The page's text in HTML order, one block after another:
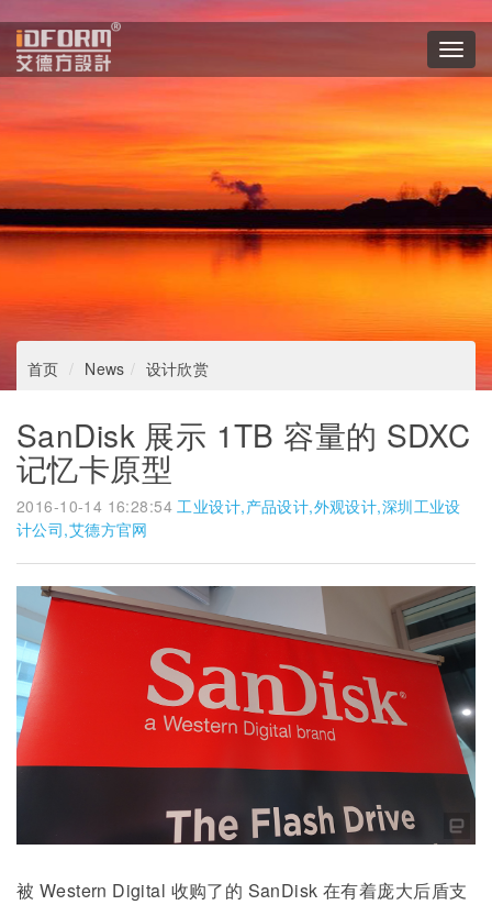
首页 News 设计欣赏
SanDisk 展示 1TB 容量的 SDXC
记忆卡原型
2016-10-14 16:28:54 工业设计,产品设计,外观设计,深圳工业设
计公司,艾德方官网
被 Western Digital 收购了的 SanDisk 在有着庞大后盾支